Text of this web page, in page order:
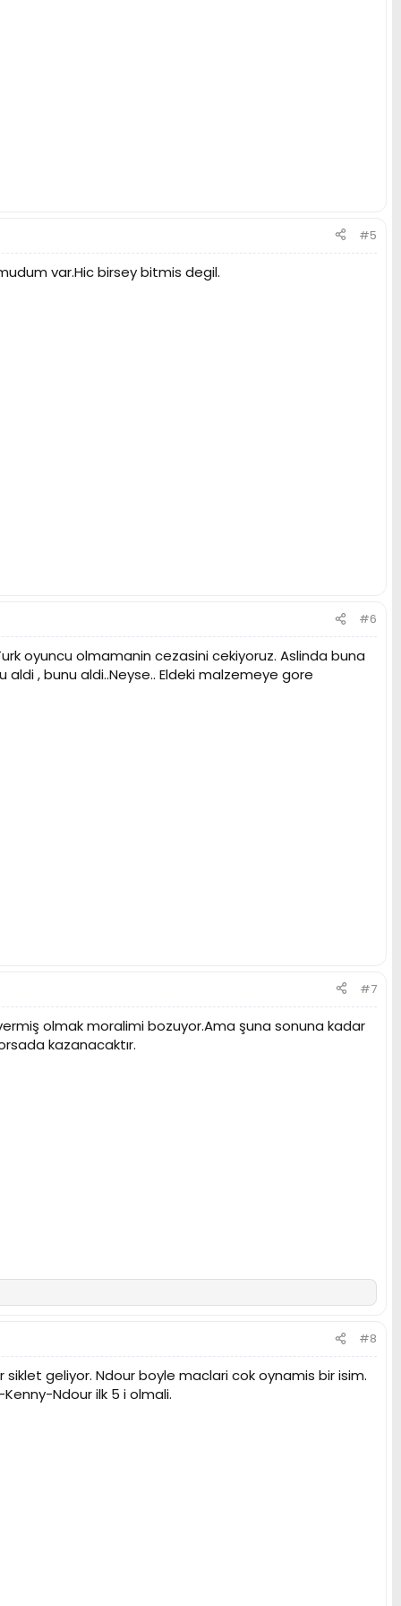
#5
var.Hic birsey bitmis degil.
#6
oyuncu olmamanin cezasini cekiyoruz. Aslinda buna
, bunu aldi..Neyse.. Eldeki malzemeye gore
#7
olmak moralimi bozuyor.Ama şuna sonuna kadar
kazanacaktır.
#8
geliyor. Ndour boyle maclari cok oynamis bir isim.
Ndour ilk 5 i olmali.